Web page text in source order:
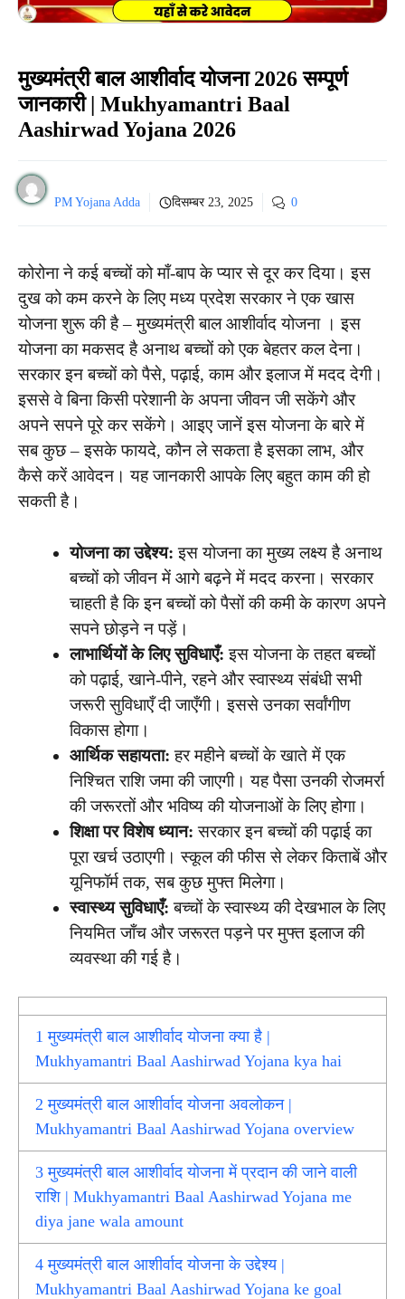
मुख्यमंत्री बाल आशीर्वाद योजना 2026 सम्पूर्ण
जानकारी | Mukhyamantri Baal
Aashirwad Yojana 2026
PM Yojana Adda दिसम्बर 23, 2025 0
कोरोना ने कई बच्चों को माँ-बाप के प्यार से दूर कर दिया। इस
दुख को कम करने के लिए मध्य प्रदेश सरकार ने एक खास
योजना शुरू की है – मुख्यमंत्री बाल आशीर्वाद योजना । इस
योजना का मकसद है अनाथ बच्चों को एक बेहतर कल देना।
सरकार इन बच्चों को पैसे, पढ़ाई, काम और इलाज में मदद देगी।
इससे वे बिना किसी परेशानी के अपना जीवन जी सकेंगे और
अपने सपने पूरे कर सकेंगे। आइए जानें इस योजना के बारे में
सब कुछ – इसके फायदे, कौन ले सकता है इसका लाभ, और
कैसे करें आवेदन। यह जानकारी आपके लिए बहुत काम की हो
सकती है।
योजना का उद्देश्य: इस योजना का मुख्य लक्ष्य है अनाथ
बच्चों को जीवन में आगे बढ़ने में मदद करना। सरकार
चाहती है कि इन बच्चों को पैसों की कमी के कारण अपने
सपने छोड़ने न पड़ें।
लाभार्थियों के लिए सुविधाएँ: इस योजना के तहत बच्चों
को पढ़ाई, खाने-पीने, रहने और स्वास्थ्य संबंधी सभी
जरूरी सुविधाएँ दी जाएँगी। इससे उनका सर्वांगीण
विकास होगा।
आर्थिक सहायता:हर महीने बच्चों के खाते में एक
निश्चित राशि जमा की जाएगी। यह पैसा उनकी रोजमर्रा
की जरूरतों और भविष्य की योजनाओं के लिए होगा।
शिक्षा पर विशेष ध्यान:सरकार इन बच्चों की पढ़ाई का
पूरा खर्च उठाएगी। स्कूल की फीस से लेकर किताबें और
यूनिफॉर्म तक, सब कुछ मुफ्त मिलेगा।
स्वास्थ्य सुविधाएँ: बच्चों के स्वास्थ्य की देखभाल के लिए
नियमित जाँच और जरूरत पड़ने पर मुफ्त इलाज की
व्यवस्था की गई है।
1 मुख्यमंत्री बाल आशीर्वाद योजना क्या है |
Mukhyamantri Baal Aashirwad Yojana kya hai
2 मुख्यमंत्री बाल आशीर्वाद योजना अवलोकन |
Mukhyamantri Baal Aashirwad Yojana overview
3 मुख्यमंत्री बाल आशीर्वाद योजना में प्रदान की जाने वाली
राशि | Mukhyamantri Baal Aashirwad Yojana me
diya jane wala amount
4 मुख्यमंत्री बाल आशीर्वाद योजना के उद्देश्य |
Mukhyamantri Baal Aashirwad Yojana ke goal